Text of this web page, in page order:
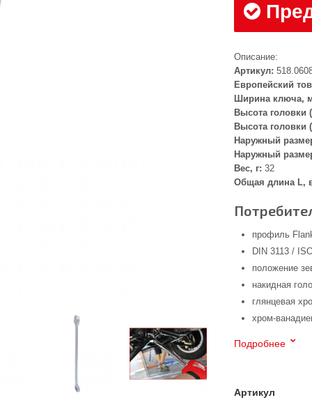
Описание:
Артикул:
Европейский
Ширина ключа,
Высота головки
Высота головки
Наружный
Наружный
Вес, г: 32
Общая длина L,
профиль
DIN 3113 /
положение
накидная
глянцевая
хром-
Подробнее
Артикул